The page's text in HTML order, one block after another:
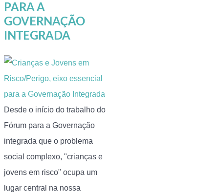
PARA A
GOVERNAÇÃO
INTEGRADA
Desde o início do trabalho do
Fórum para a Governação
integrada que o problema
social complexo, "crianças e
jovens em risco" ocupa um
lugar central na nossa